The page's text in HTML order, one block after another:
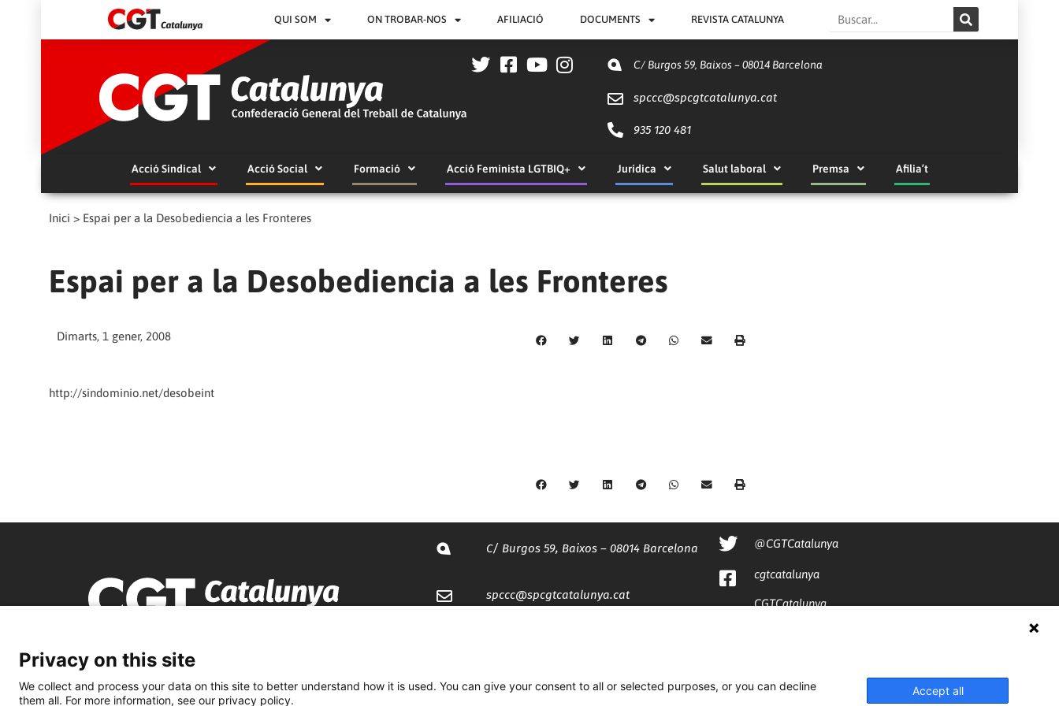
QUI SOM ON TROBAR-NOS AFILIACIÓ DOCUMENTS REVISTA CATALUNYA Search
C/ Burgos 59, Baixos – 08014 Barcelona
spccc@spcgtcatalunya.cat
935 120 481
Acció Sindical Acció Social Formació Acció Feminista LGTBIQ+ Jurídica Salut laboral Premsa Afilia’t
Inici > Espai per a la Desobediencia a les Fronteres
Espai per a la Desobediencia a les Fronteres
Dimarts, 1 gener, 2008
http://sindominio.net/desobeint
C/ Burgos 59, Baixos – 08014 Barcelona
spccc@spcgtcatalunya.cat
@CGTCatalunya
cgtcatalunya
CGTCatalunya
Privacy on this site
We collect and process your data on this site to better understand how it is used. You can give your consent to all or selected purposes, or you can decline
them all. For more information, see our privacy policy.
Accept all